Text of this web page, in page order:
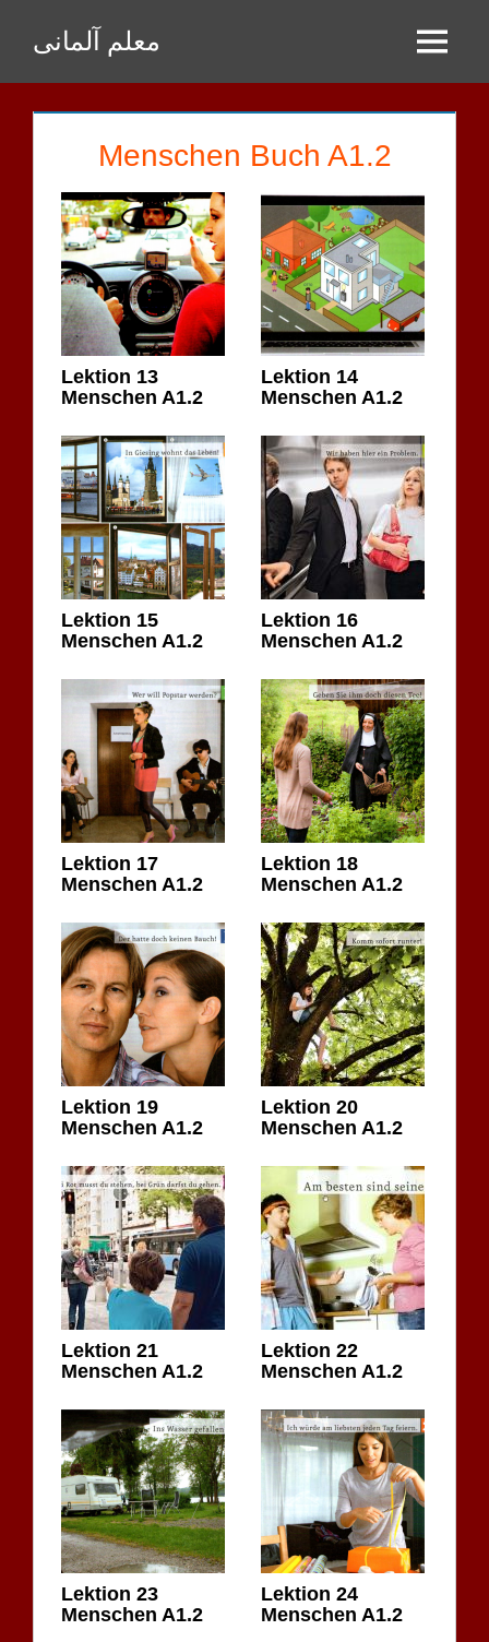
Inhalt
springen
معلم آلمانی Menu
Menschen Buch A1.2
Lektion 13
Menschen A1.2
Lektion 14
Menschen A1.2
Lektion 15
Menschen A1.2
Lektion 16
Menschen A1.2
Lektion 17
Menschen A1.2
Lektion 18
Menschen A1.2
Lektion 19
Menschen A1.2
Lektion 20
Menschen A1.2
Lektion 21
Menschen A1.2
Lektion 22
Menschen A1.2
Lektion 23
Menschen A1.2
Lektion 24
Menschen A1.2